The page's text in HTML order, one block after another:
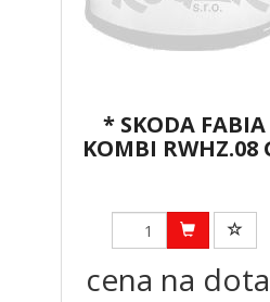
* SKODA FABIA
KOMBI RWHZ.08
cena na